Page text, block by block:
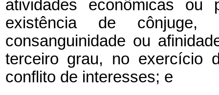
atividades econômicas ou
existência de cônjuge,
consanguinidade ou
terceiro grau, no exercício
conflito de interesses; e